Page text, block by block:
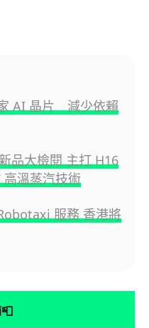
AI 晶片 減少依賴
品大檢閱 主打 H16
溫蒸汽技術
服務 香港將
📮